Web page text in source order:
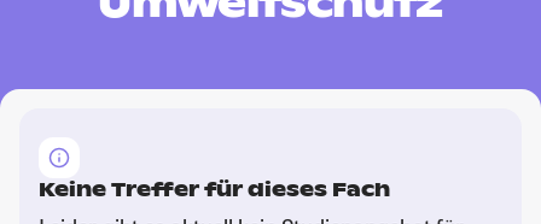
Keine Treffer für dieses Fach